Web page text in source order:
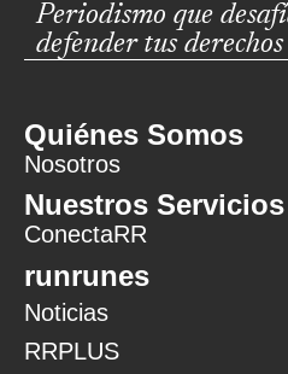
Periodismo que
defender tus
Quiénes Somos
Nosotros
Nuestros Servicios
ConectaRR
runrunes
Noticias
RRPLUS